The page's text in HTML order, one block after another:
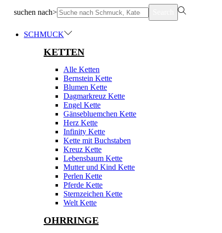
suchen nach>
SCHMUCK
KETTEN
Alle Ketten
Bernstein Kette
Blumen Kette
Dagmarkreuz Kette
Engel Kette
Gänsebluemchen Kette
Herz Kette
Infinity Kette
Kette mit Buchstaben
Kreuz Kette
Lebensbaum Kette
Mutter und Kind Kette
Perlen Kette
Pferde Kette
Sternzeichen Kette
Welt Kette
OHRRINGE